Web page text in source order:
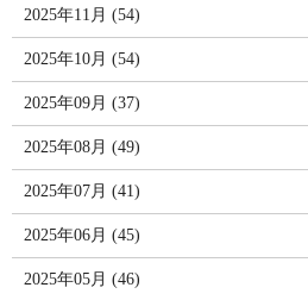
2025年11月 (54)
2025年10月 (54)
2025年09月 (37)
2025年08月 (49)
2025年07月 (41)
2025年06月 (45)
2025年05月 (46)